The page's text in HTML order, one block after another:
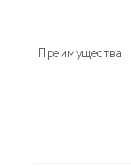
Преимущества